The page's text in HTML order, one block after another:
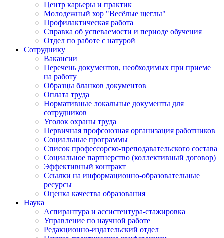
Центр карьеры и практик
Молодежный хор "Весёлые щеглы"
Профилактическая работа
Справка об успеваемости и периоде обучения
Отдел по работе с натурой
Сотруднику
Вакансии
Перечень документов, необходимых при приеме
на работу
Образцы бланков документов
Оплата труда
Нормативные локальные документы для
сотрудников
Уголок охраны труда
Первичная профсоюзная организация работников
Социальные программы
Список профессорско-преподавательского состава
Социальное партнерство (коллективный договор)
Эффективный контракт
Ссылки на информационно-образовательные
ресурсы
Оценка качества образования
Наука
Аспирантура и ассистентура-стажировка
Управление по научной работе
Редакционно-издательский отдел